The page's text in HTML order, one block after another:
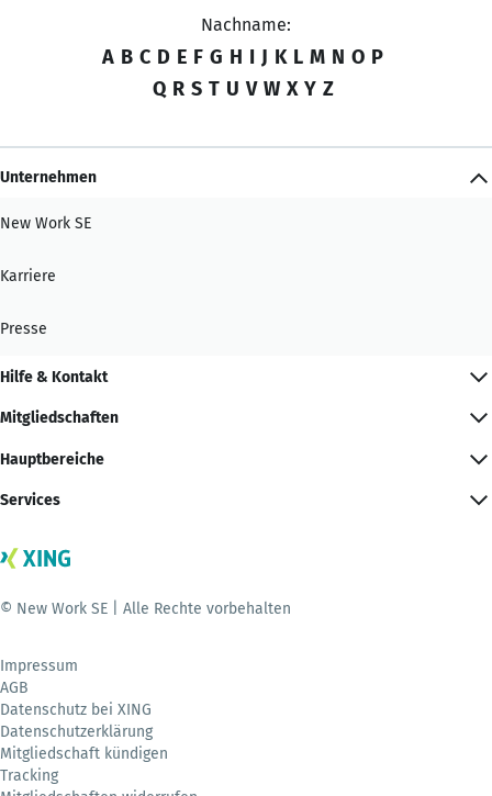
Nachname:
A B C D E F G H I J K L M N O P
Q R S T U V W X Y Z
Unternehmen
New Work SE
Karriere
Presse
Hilfe & Kontakt
Mitgliedschaften
Hauptbereiche
Services
© New Work SE | Alle Rechte vorbehalten
Impressum
AGB
Datenschutz bei XING
Datenschutzerklärung
Mitgliedschaft kündigen
Tracking